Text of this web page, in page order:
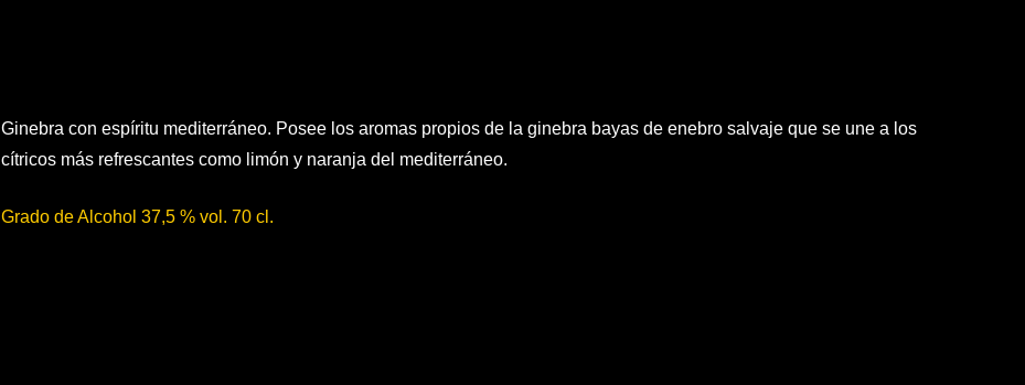
Ginebra con espíritu mediterráneo. Posee los aromas propios de la ginebra bayas de enebro salvaje que se une a los
cítricos más refrescantes como limón y naranja del mediterráneo.
Grado de Alcohol 37,5 % vol. 70 cl.